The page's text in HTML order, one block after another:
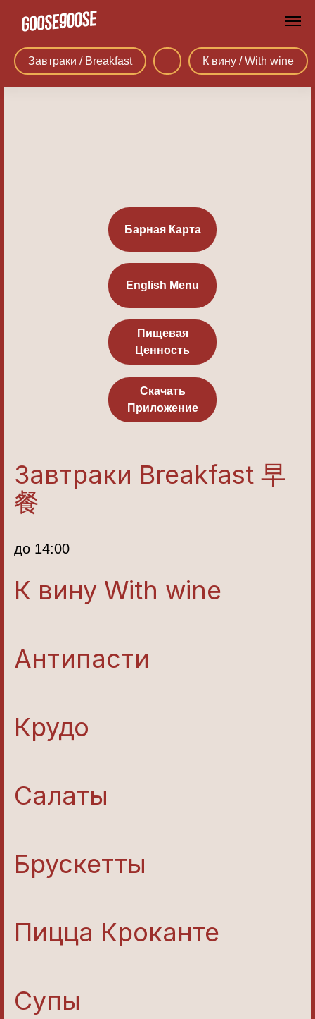
Завтраки / Breakfast К вину / With wine
Пищевая
Ценность
Скачать
Приложение
Барная Карта
English Menu
Завтраки Breakfast 早
餐
до 14:00
К вину With wine
Антипасти
Крудо
Салаты
Брускетты
Пицца Кроканте
Супы